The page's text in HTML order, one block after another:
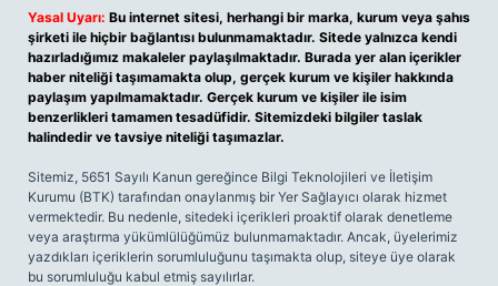
Yasal Uyarı: Bu internet sitesi, herhangi bir marka, kurum veya şahıs
şirketi ile hiçbir bağlantısı bulunmamaktadır. Sitede yalnızca kendi
hazırladığımız makaleler paylaşılmaktadır. Burada yer alan içerikler
haber niteliği taşımamakta olup, gerçek kurum ve kişiler hakkında
paylaşım yapılmamaktadır. Gerçek kurum ve kişiler ile isim
benzerlikleri tamamen tesadüfidir. Sitemizdeki bilgiler taslak
halindedir ve tavsiye niteliği taşımazlar.
Sitemiz, 5651 Sayılı Kanun gereğince Bilgi Teknolojileri ve İletişim
Kurumu (BTK) tarafından onaylanmış bir Yer Sağlayıcı olarak hizmet
vermektedir. Bu nedenle, sitedeki içerikleri proaktif olarak denetleme
veya araştırma yükümlülüğümüz bulunmamaktadır. Ancak, üyelerimiz
yazdıkları içeriklerin sorumluluğunu taşımakta olup, siteye üye olarak
bu sorumluluğu kabul etmiş sayılırlar.